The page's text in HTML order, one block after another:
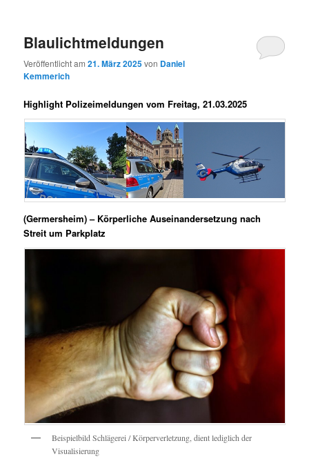
Blaulichtmeldungen
Veröffentlicht am21. März 2025von Daniel
Kemmerich
Highlight Polizeimeldungen vom Freitag, 21.03.2025
(Germersheim) – Körperliche Auseinandersetzung nach
Streit um Parkplatz
Beispielbild Schlägerei / Körperverletzung, dient lediglich der
Visualisierung